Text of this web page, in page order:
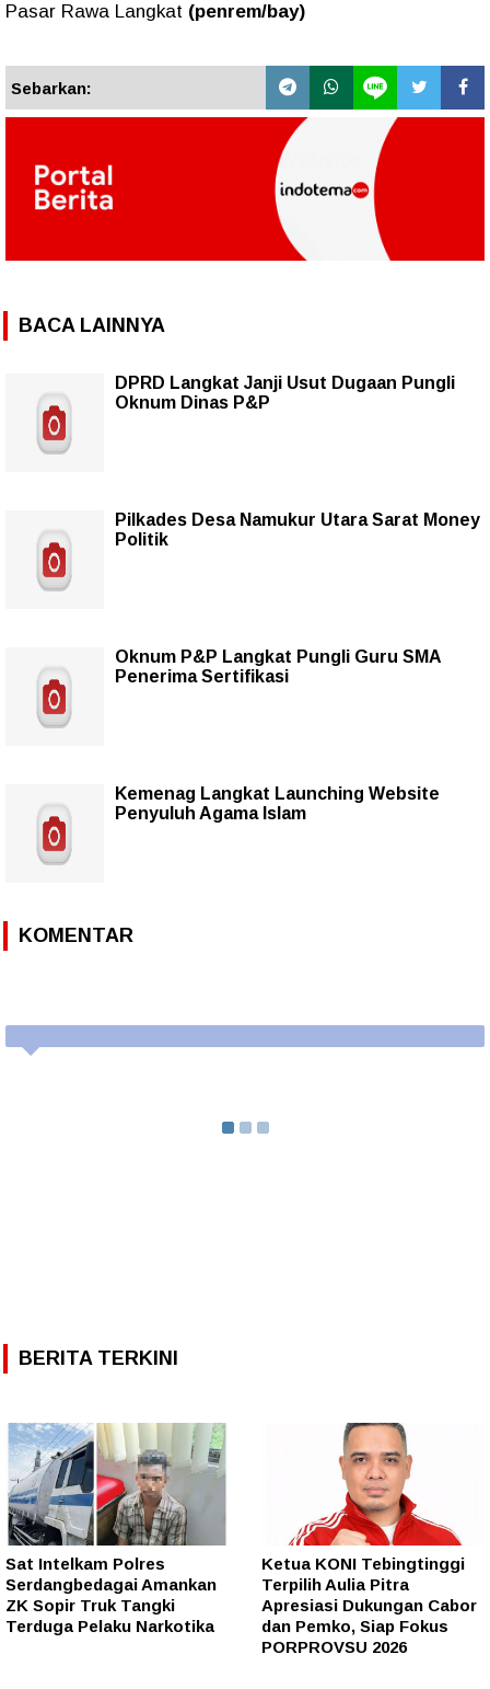
Pasar Rawa Langkat (penrem/bay)
Sebarkan:
BACA LAINNYA
DPRD Langkat Janji Usut Dugaan Pungli
Oknum Dinas P&P
Pilkades Desa Namukur Utara Sarat Money
Politik
Oknum P&P Langkat Pungli Guru SMA
Penerima Sertifikasi
Kemenag Langkat Launching Website
Penyuluh Agama Islam
KOMENTAR
BERITA TERKINI
Sat Intelkam Polres
Serdangbedagai Amankan
ZK Sopir Truk Tangki
Terduga Pelaku Narkotika
Ketua KONI Tebingtinggi
Terpilih Aulia Pitra
Apresiasi Dukungan Cabor
dan Pemko, Siap Fokus
PORPROVSU 2026